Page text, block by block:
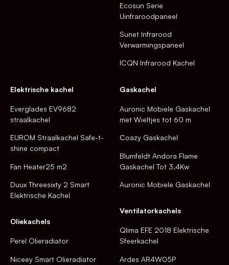
Ecosun Serie
Uinfraroodpaneel
Sunet Infrarood
Verwarmingspaneel
ICQN Infrarood Kachel
Elektrische kachel
Everglades EV9682
straalkachel
EUROM Straalkachel Safe-t-
shine compact
Fan Heater25 m2
Duux Threesixty 2 Smart
Elektrische Kachel
Oliekachels
Perel Olieradiator
Niceey Smart Olieradiator
Gaskachel
Auronic Mobiele Gaskachel
met Wieltjes tot 60 m
Coazy Gaskachel
Blumfeldt Andora Flame
Gaskachel Tot 3,4Kw
Auronic Mobiele Gaskachel
Ventilatorkachels
Qlima EFE 2018 Elektrische
Sfeerkachel
Ardes AR4W05P